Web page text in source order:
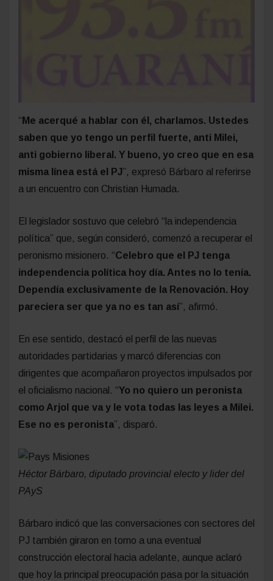
“ Me acerqué a hablar con él, charlamos. Ustedes
saben que yo tengo un perfil fuerte, anti Milei,
anti gobierno liberal. Y bueno, yo creo que en esa
misma línea está el PJ ”, expresó Bárbaro al referirse
a un encuentro con Christian Humada.
El legislador sostuvo que celebró “la independencia
política” que, según consideró, comenzó a recuperar el
peronismo misionero. “Celebro que el PJ tenga
independencia política hoy día. Antes no lo tenía.
Dependía exclusivamente de la Renovación. Hoy
pareciera ser que ya no es tan así”, afirmó.
En ese sentido, destacó el perfil de las nuevas
autoridades partidarias y marcó diferencias con
dirigentes que acompañaron proyectos impulsados por
el oficialismo nacional. “Yo no quiero un peronista
como Arjol que va y le vota todas las leyes a Milei.
Ese no es peronista”, disparó.
Héctor Bárbaro, diputado provincial electo y lider del
PAyS
Bárbaro indicó que las conversaciones con sectores del
PJ también giraron en torno a una eventual
construcción electoral hacia adelante, aunque aclaró
que hoy la principal preocupación pasa por la situación